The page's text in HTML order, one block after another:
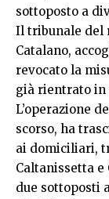
sottoposto a
Il tribunale del
Catalano,
revocato la
già rientrato in
L’operazione
scorso, ha
ai domiciliari,
Caltanissetta e
due sottoposti